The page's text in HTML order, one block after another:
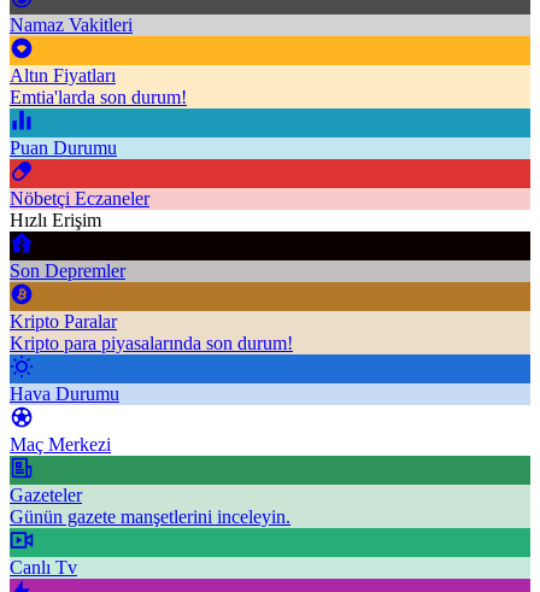
Namaz Vakitleri
Altın Fiyatları
Emtia'larda son durum!
Puan Durumu
Nöbetçi Eczaneler
Hızlı Erişim
Son Depremler
Kripto Paralar
Kripto para piyasalarında son durum!
Hava Durumu
Maç Merkezi
Gazeteler
Günün gazete manşetlerini inceleyin.
Canlı Tv